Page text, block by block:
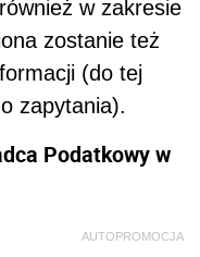
w zakresie
zostanie też
(do tej
zapytania).
Podatkowy w
AUTOPROMOCJA